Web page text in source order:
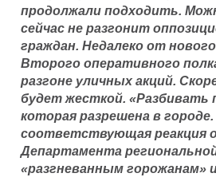
продолжали подходить.
сейчас не разгонит
граждан. Недалеко от
Второго оперативного
разгоне уличных акций.
будет жесткой.
которая разрешена в
соответствующая реакция
Департамента
«разгневанным горожанам»